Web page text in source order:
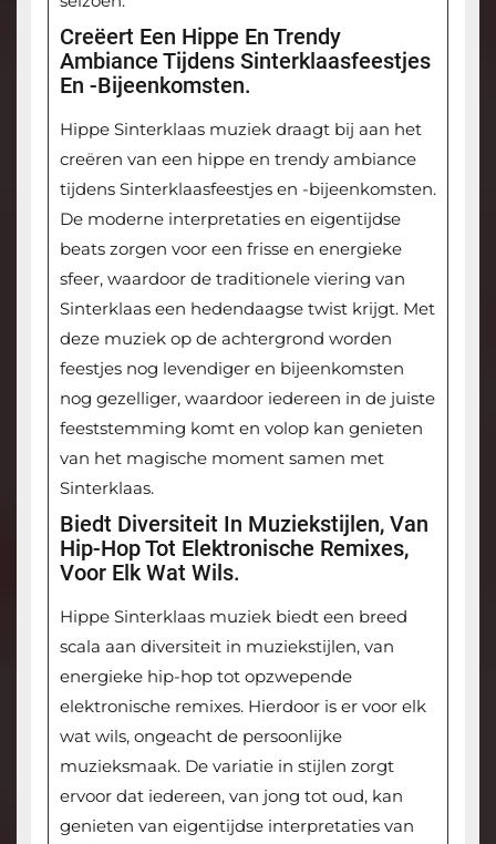
Creëert Een Hippe En Trendy
Ambiance Tijdens Sinterklaasfeestjes
En -bijeenkomsten.
Hippe Sinterklaas muziek draagt bij aan het
creëren van een hippe en trendy ambiance
tijdens Sinterklaasfeestjes en -bijeenkomsten.
De moderne interpretaties en eigentijdse
beats zorgen voor een frisse en energieke
sfeer, waardoor de traditionele viering van
Sinterklaas een hedendaagse twist krijgt. Met
deze muziek op de achtergrond worden
feestjes nog levendiger en bijeenkomsten
nog gezelliger, waardoor iedereen in de juiste
feeststemming komt en volop kan genieten
van het magische moment samen met
Sinterklaas.
Biedt Diversiteit In Muziekstijlen, Van
Hip-Hop Tot Elektronische Remixes,
Voor Elk Wat Wils.
Hippe Sinterklaas muziek biedt een breed
scala aan diversiteit in muziekstijlen, van
energieke hip-hop tot opzwepende
elektronische remixes. Hierdoor is er voor elk
wat wils, ongeacht de persoonlijke
muzieksmaak. De variatie in stijlen zorgt
ervoor dat iedereen, van jong tot oud, kan
genieten van eigentijdse interpretaties van